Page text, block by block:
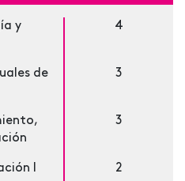
y
4
de
3
3
I 2